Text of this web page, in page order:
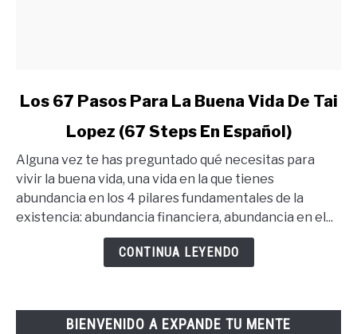
link
67
Pasos
Para
Los 67 Pasos Para La Buena Vida De Tai
Lopez (67 Steps En Español)
Alguna vez te has preguntado qué necesitas para
vivir la buena vida, una vida en la que tienes
abundancia en los 4 pilares fundamentales de la
existencia: abundancia financiera, abundancia en el...
CONTINUA LEYENDO
BIENVENIDO A EXPANDE TU MENTE